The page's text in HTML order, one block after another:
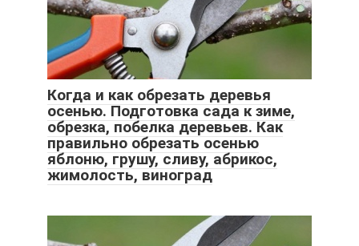
Когда и как обрезать деревья
осенью. Подготовка сада к зиме,
обрезка, побелка деревьев. Как
правильно обрезать осенью
яблоню, грушу, сливу, абрикос,
жимолость, виноград